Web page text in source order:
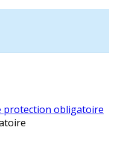
protection obligatoire